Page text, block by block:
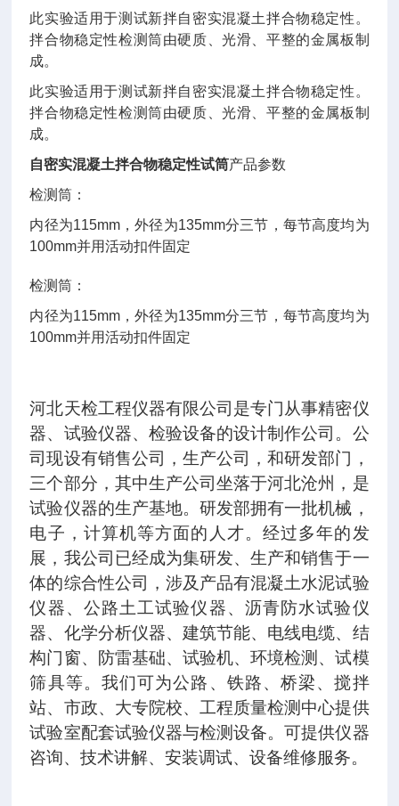
此实验适用于测试新拌自密实混凝土拌合物稳定性。
拌合物稳定性检测筒由硬质、光滑、平整的金属板制
成。
此实验适用于测试新拌自密实混凝土拌合物稳定性。
拌合物稳定性检测筒由硬质、光滑、平整的金属板制
成。
自密实混凝土拌合物稳定性试筒产品参数
检测筒：
内径为115mm，外径为135mm分三节，每节高度均为
100mm并用活动扣件固定
检测筒：
内径为115mm，外径为135mm分三节，每节高度均为
100mm并用活动扣件固定
河北天检工程仪器有限公司是专门从事精密仪
器、试验仪器、检验设备的设计制作公司。公
司现设有销售公司，生产公司，和研发部门，
三个部分，其中生产公司坐落于河北沧州，是
试验仪器的生产基地。研发部拥有一批机械，
电子，计算机等方面的人才。经过多年的发
展，我公司已经成为集研发、生产和销售于一
体的综合性公司，涉及产品有混凝土水泥试验
仪器、公路土工试验仪器、沥青防水试验仪
器、化学分析仪器、建筑节能、电线电缆、结
构门窗、防雷基础、试验机、环境检测、试模
筛具等。我们可为公路、铁路、桥梁、搅拌
站、市政、大专院校、工程质量检测中心提供
试验室配套试验仪器与检测设备。可提供仪器
咨询、技术讲解、安装调试、设备维修服务。